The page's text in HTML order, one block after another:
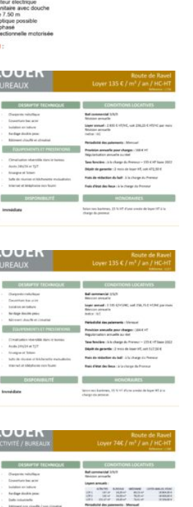
L’association